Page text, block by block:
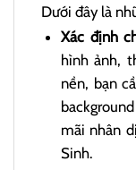
Dưới đây là
Xác định
hình ảnh,
nền, bạn
mãi nhân
Sinh.